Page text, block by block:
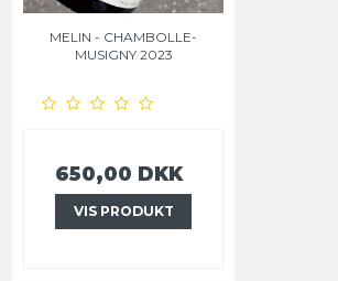
MELIN - CHAMBOLLE-
MUSIGNY 2023
650,00 DKK
VIS PRODUKT